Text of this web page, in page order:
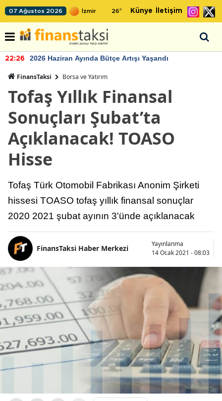
07 Ağustos 2026 26° Künye İletişim
22:26 2026 Haziran Ayında Bütçe Artışı Yaşandı
FinansTaksi Borsa ve Yatırım
Tofaş Yıllık Finansal
Sonuçları Şubat’ta
Açıklanacak! TOASO
Hisse
Tofaş Türk Otomobil Fabrikası Anonim Şirketi
hissesi TOASO tofaş yıllık finansal sonuçlar
2020 2021 şubat ayının 3'ünde açıklanacak
FinansTaksi Haber Merkezi
Yayınlanma
14 Ocak 2021 - 08:03